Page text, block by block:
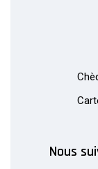
Nous